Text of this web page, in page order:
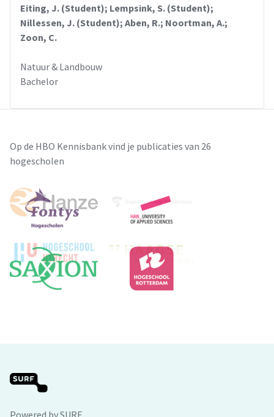
Eiting, J. (Student); Lempsink, S. (Student);
Nillessen, J. (Student); Aben, R.; Noortman, A.;
Zoon, C.
Natuur & Landbouw
Bachelor
Op de HBO Kennisbank vind je publicaties van 26
hogescholen